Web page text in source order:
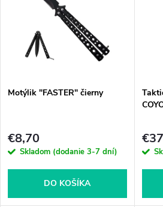
o
v
Motýlik "FASTER" čierny
€8,70
Skladom (dodanie 3-7 dní)
DO KOŠÍKA